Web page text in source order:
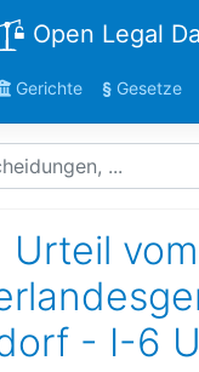
Open Legal
Gerichte §Gesetze
Urteil vom
- I-6